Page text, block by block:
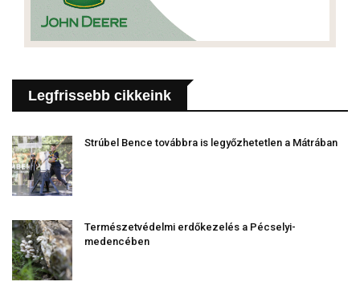
Legfrissebb cikkeink
Strúbel Bence továbbra is legyőzhetetlen a Mátrában
Természetvédelmi erdőkezelés a Pécselyi-
medencében